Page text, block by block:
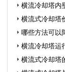
闭式
横流冷却塔内
横流式冷却塔
哪些方法可以
低食
横流冷却塔运
塔)横流式冷却塔